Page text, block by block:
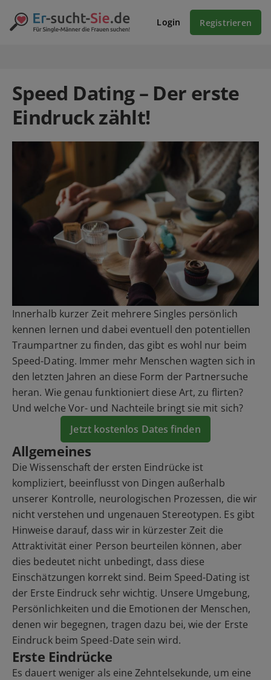
Login Registrieren
Speed Dating – Der erste
Eindruck zählt!
Innerhalb kurzer Zeit mehrere Singles persönlich
kennen lernen und dabei eventuell den potentiellen
Traumpartner zu finden, das gibt es wohl nur beim
Speed-Dating. Immer mehr Menschen wagten sich in
den letzten Jahren an diese Form der Partnersuche
heran. Wie genau funktioniert diese Art, zu flirten?
Und welche Vor- und Nachteile bringt sie mit sich?
Jetzt kostenlos Dates finden
Allgemeines
Die Wissenschaft der ersten Eindrücke ist
kompliziert, beeinflusst von Dingen außerhalb
unserer Kontrolle, neurologischen Prozessen, die wir
nicht verstehen und ungenauen Stereotypen. Es gibt
Hinweise darauf, dass wir in kürzester Zeit die
Attraktivität einer Person beurteilen können, aber
dies bedeutet nicht unbedingt, dass diese
Einschätzungen korrekt sind. Beim Speed-Dating ist
der Erste Eindruck sehr wichtig. Unsere Umgebung,
Persönlichkeiten und die Emotionen der Menschen,
denen wir begegnen, tragen dazu bei, wie der Erste
Eindruck beim Speed-Date sein wird.
Erste Eindrücke
Es dauert weniger als eine Zehntelsekunde, um eine